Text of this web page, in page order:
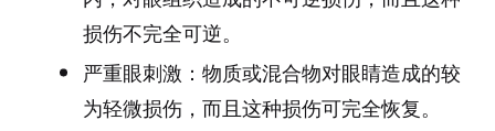
损伤不完全可逆。
严重眼刺激：物质或混合物对眼睛造成的较
为轻微损伤，而且这种损伤可完全恢复。